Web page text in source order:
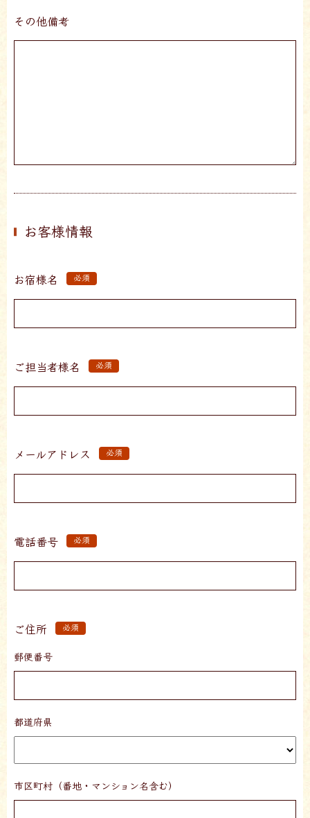
その他備考
お客様情報
お宿様名 必須
ご担当者様名 必須
メールアドレス 必須
電話番号 必須
ご住所 必須
郵便番号
都道府県
市区町村（番地・マンション名含む）